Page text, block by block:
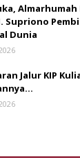
Almarhumah
Supriono
Dunia
Jalur KIP